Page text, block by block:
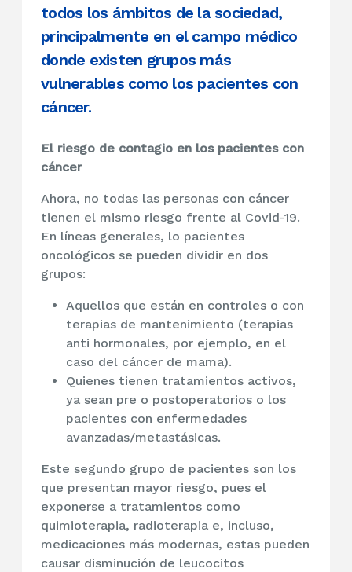
todos los ámbitos de la sociedad,
principalmente en el campo médico
donde existen grupos más
vulnerables como los pacientes con
cáncer.
El riesgo de contagio en los pacientes con
cáncer
Ahora, no todas las personas con cáncer
tienen el mismo riesgo frente al Covid-19.
En líneas generales, lo pacientes
oncológicos se pueden dividir en dos
grupos:
Aquellos que están en controles o con
terapias de mantenimiento (terapias
anti hormonales, por ejemplo, en el
caso del cáncer de mama).
Quienes tienen tratamientos activos,
ya sean pre o postoperatorios o los
pacientes con enfermedades
avanzadas/metastásicas.
Este segundo grupo de pacientes son los
que presentan mayor riesgo, pues el
exponerse a tratamientos como
quimioterapia, radioterapia e, incluso,
medicaciones más modernas, estas pueden
causar disminución de leucocitos